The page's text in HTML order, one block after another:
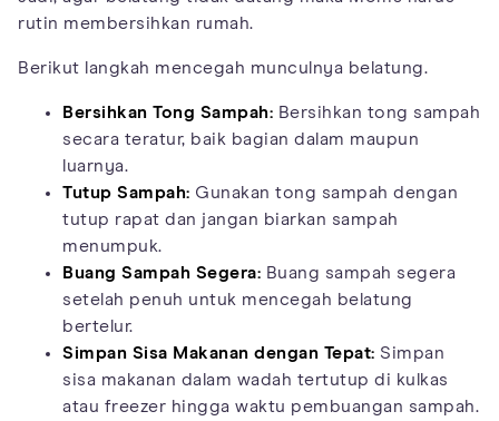
rutin membersihkan rumah.
Berikut langkah mencegah munculnya belatung.
Bersihkan Tong Sampah: Bersihkan tong sampah
secara teratur, baik bagian dalam maupun
luarnya.
Tutup Sampah: Gunakan tong sampah dengan
tutup rapat dan jangan biarkan sampah
menumpuk.
Buang Sampah Segera: Buang sampah segera
setelah penuh untuk mencegah belatung
bertelur.
Simpan Sisa Makanan dengan Tepat: Simpan
sisa makanan dalam wadah tertutup di kulkas
atau freezer hingga waktu pembuangan sampah.